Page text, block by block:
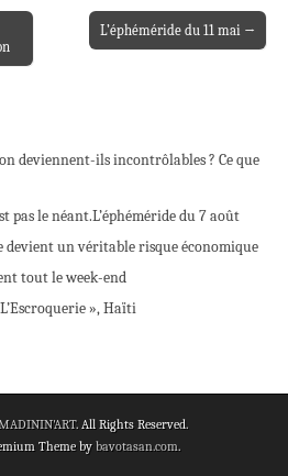
L’éphéméride du 11 mai →
deviennent-ils incontrôlables ? Ce que
pas le néant.L’éphéméride du 7 août
devient un véritable risque économique
tout le week-end
», Haïti
. All Rights Reserved.
Theme by bavotasan.com.